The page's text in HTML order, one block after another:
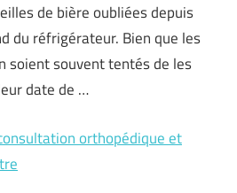
de bière oubliées depuis
du réfrigérateur. Bien que les
soient souvent tentés de les
date de …
orthopédique et